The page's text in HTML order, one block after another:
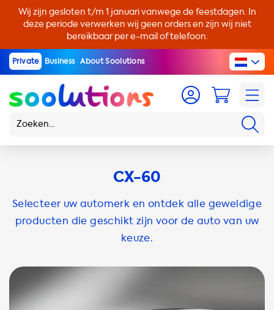
Wij zijn gesloten t/m 1 januari vanwege de feestdagen. In
deze periode verwerken wij geen orders en zijn wij niet
bereikbaar per e-mail of telefoon.
Private Business About Soolutions
CX-60
Selecteer uw automerk en ontdek alle geweldige
producten die geschikt zijn voor de auto van uw
keuze.